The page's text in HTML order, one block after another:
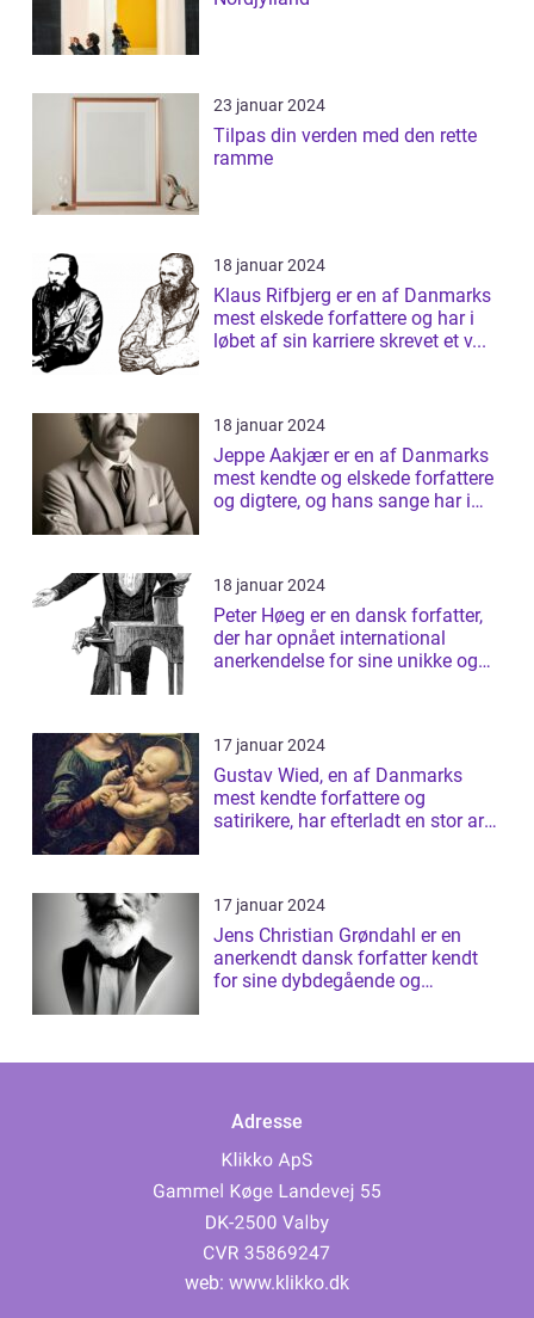
23 januar 2024
Tilpas din verden med den rette
ramme
18 januar 2024
Klaus Rifbjerg er en af Danmarks
mest elskede forfattere og har i
løbet af sin karriere skrevet et v...
18 januar 2024
Jeppe Aakjær er en af Danmarks
mest kendte og elskede forfattere
og digtere, og hans sange har i
18 januar 2024
Peter Høeg er en dansk forfatter,
der har opnået international
anerkendelse for sine unikke og
17 januar 2024
Gustav Wied, en af Danmarks
mest kendte forfattere og
satirikere, har efterladt en stor arv
17 januar 2024
Jens Christian Grøndahl er en
anerkendt dansk forfatter kendt
for sine dybdegående og
Adresse
web: www.klikko.dk